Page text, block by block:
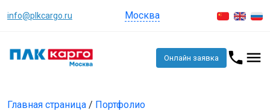
info@plkcargo.ru Москва
Онлайн заявка
Главная страница / Портфолио